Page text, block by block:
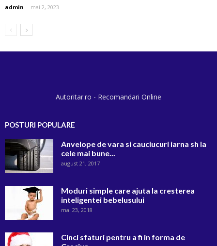
admin - mai 2, 2023
Autoritar.ro - Recomandari Online
POSTURI POPULARE
Anvelope de vara si cauciucuri iarna sh la
cele mai bune...
august 21, 2017
Moduri simple care ajuta la cresterea
inteligentei bebelusului
mai 23, 2018
Cinci sfaturi pentru a fi in forma de